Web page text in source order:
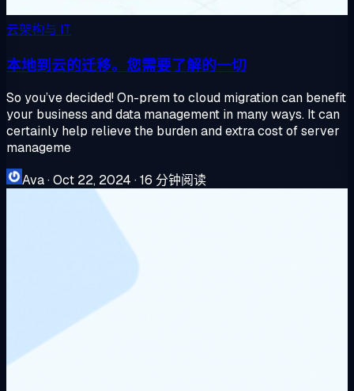
云架构与 IT
本地到云的迁移。您需要了解的一切
So you’ve decided! On-prem to cloud migration can benefit
your business and data management in many ways. It can
certainly help relieve the burden and extra cost of server
manageme
Ava·Oct 22, 2024 ·16 分钟阅读